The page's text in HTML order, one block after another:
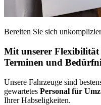
Bereiten Sie sich
Mit unserer Flexibilität
Terminen und
Unsere Fahrzeuge sind
gewartetes Personal für
Ihrer Habseligkeiten.